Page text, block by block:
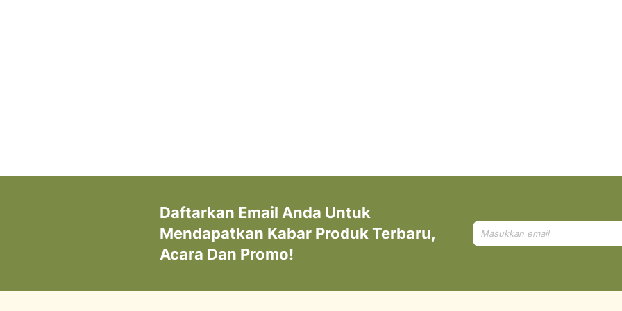
Daftarkan Email Anda Untuk
Mendapatkan Kabar Produk Terbaru,
Acara Dan Promo!
Mendaftar
untuk